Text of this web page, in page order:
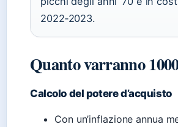
2022‑2023.
Quanto varranno
Calcolo del potere d’acquisto
Con un’inflazione annua